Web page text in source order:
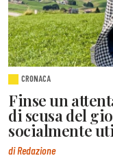
CRONACA
Finse un
di scusa del
socialmente
di Redazione